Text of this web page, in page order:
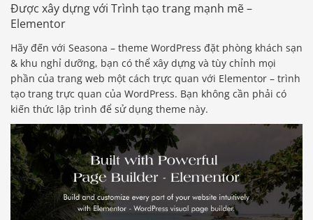
Được xây dựng với Trình tạo trang mạnh mẽ –
Elementor
Hãy đến với Seasona – theme WordPress đặt phòng khách sạn
& khu nghỉ dưỡng, bạn có thể xây dựng và tùy chỉnh mọi
phần của trang web một cách trực quan với Elementor – trình
tạo trang trực quan của WordPress. Bạn không cần phải có
kiến ​​thức lập trình để sử dụng theme này.